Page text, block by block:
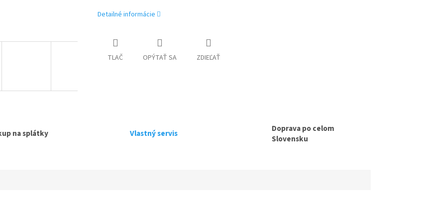
Detailné informácie
TLAČ OPÝTAŤ SA ZDIEĽAŤ
na splátky Vlastný servis
Doprava po celom
Slovensku